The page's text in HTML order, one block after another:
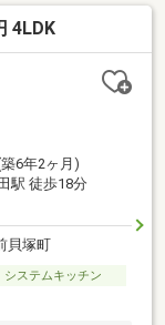
ら大丈夫かな。
い！◆購入はし
大きい反面、悩
お客様と一緒に
あります。
4LDK
6年2ヶ月)
駅 徒歩18分
貝塚町
システムキッチン